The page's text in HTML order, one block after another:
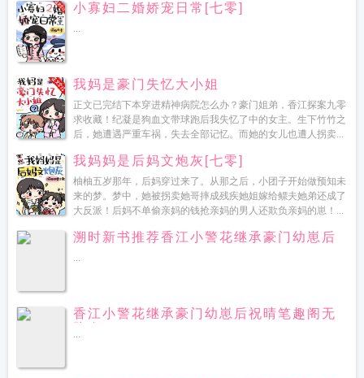
小寡妇二婚娇宠日常[七零]
...
我妈是豪门失忆大小姐
正文已完结下本穿进精神病院怎么办？豪门姐弟，香江探案九零
求收藏！纪凝是狗血文带球跑后我失忆了中的女主。生下竹竹之
后，她遭遇严重车祸，失去全部记忆。而她的女儿也遭人拐卖...
我妈妈是后妈文炮灰[七零]
柚柚五岁那年，后妈穿过来了。从那之后，小团子开始做预知未
来的梦。梦中，她被拐卖她哥摔成残疾她姐嫁给鳏夫她弟还成了
大反派！后妈不单偷亲妈的钱抢亲妈的男人还欺负亲妈的崽！...
溯时新书推荐香江小警花继承豪门幼崽后
...
香江小警花继承豪门幼崽后祝晴笔趣阁无
...